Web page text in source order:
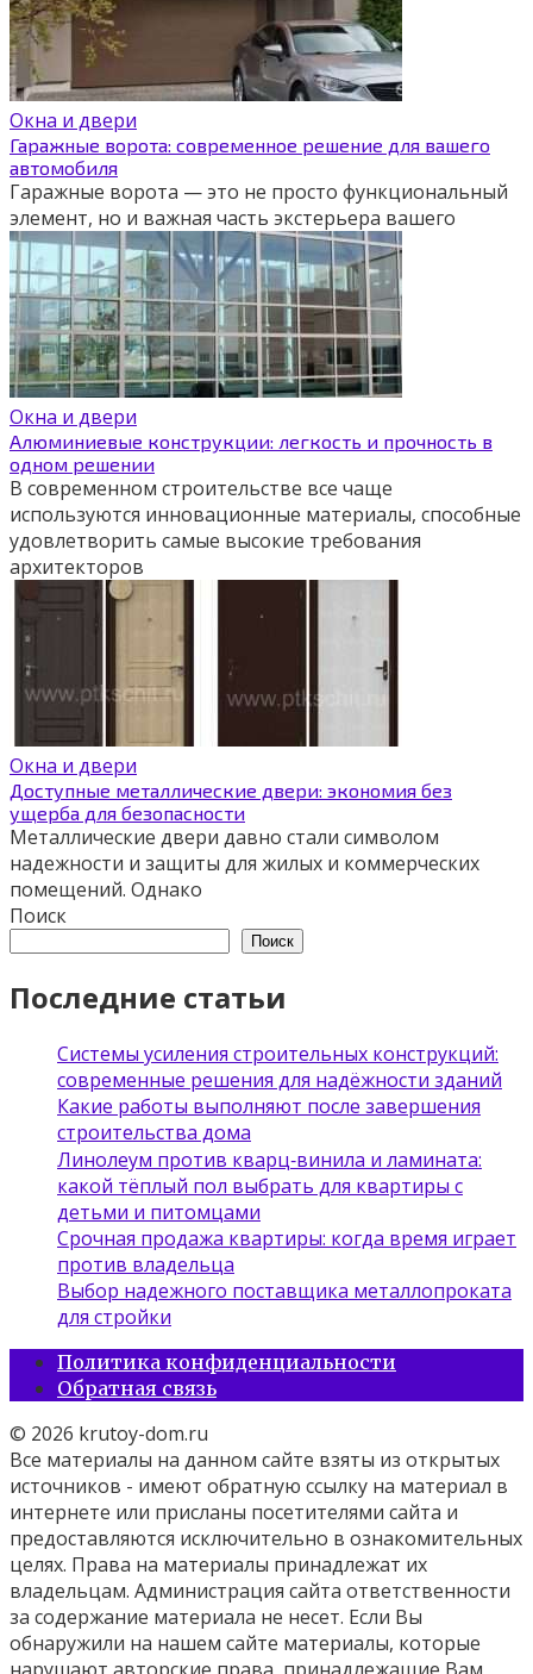
Окна и двери
Гаражные ворота: современное решение для вашего
автомобиля
Гаражные ворота — это не просто функциональный
элемент, но и важная часть экстерьера вашего
Окна и двери
Алюминиевые конструкции: легкость и прочность в
одном решении
В современном строительстве все чаще
используются инновационные материалы, способные
удовлетворить самые высокие требования
архитекторов
Окна и двери
Доступные металлические двери: экономия без
ущерба для безопасности
Металлические двери давно стали символом
надежности и защиты для жилых и коммерческих
помещений. Однако
Поиск
Поиск
Последние статьи
Системы усиления строительных конструкций:
современные решения для надёжности зданий
Какие работы выполняют после завершения
строительства дома
Линолеум против кварц‑винила и ламината:
какой тёплый пол выбрать для квартиры с
детьми и питомцами
Срочная продажа квартиры: когда время играет
против владельца
Выбор надежного поставщика металлопроката
для стройки
Политика конфиденциальности
Обратная связь
© 2026 krutoy-dom.ru
Все материалы на данном сайте взяты из открытых
источников - имеют обратную ссылку на материал в
интернете или присланы посетителями сайта и
предоставляются исключительно в ознакомительных
целях. Права на материалы принадлежат их
владельцам. Администрация сайта ответственности
за содержание материала не несет. Если Вы
обнаружили на нашем сайте материалы, которые